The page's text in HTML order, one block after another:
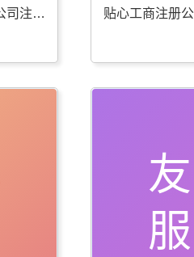
优质工商年检代办 夏县公司注册服务棒